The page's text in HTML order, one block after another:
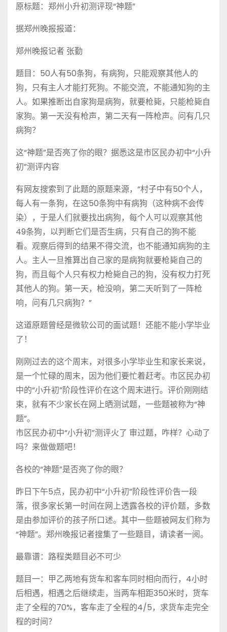
原标题：郑州小升初测评现“神题”
据郑州晚报报道：
郑州晚报记者 张勤
题目：50人有50条狗，有病狗，只能观察其他人的
狗，只有主人才能打死狗。不能交流，不能通知狗的主
人。如果推断出自家狗是病狗，就要枪毙，只能枪毙自
家狗。第一天没有枪声，第二天有一阵枪声。问有几只
病狗？
这“神题”是否亮了你的眼？据悉这是市区民办初中“小升
初”测评内容
有网友搜索到了此题的原题来源，“村子中有50个人，
每人有一条狗，在这50条狗中有病狗（这种病不会传
染），于是人们就要找出病狗，每个人可以观察其他
49条狗，以判断它们是否生病，只有自己的狗不能
看。观察后得到的结果不得交流，也不能通知病狗的主
人。主人一旦推算出自己家的是病狗就要枪毙自己的
狗，而且每个人只有权力枪毙自己的狗，没有权力打死
其他人的狗。第一天，枪没响，第二天听到了一阵枪
响，问有几只病狗？”
这道原题曾经是微软公司的面试题！还能不能小学毕业
了！
刚刚过去的这个周末，对很多小学毕业生和家长来说，
是一个忙碌的周末，因为他们要忙着赶考。市区民办初
中的“小升初”阶段性评价在这个周末进行。评价刚刚结
束，就有不少家长在网上晒测试题，一些题被称为“神
题”。
市区民办初中“小升初”测评火了 审过题，咋样？心动了
吗？来做做题吧！
各校的“神题”是否亮了你的眼？
昨日下午5点，民办初中“小升初”阶段性评价告一段
落，很多家长第一时间在网上透露各校的评价题，多数
是由参加评价的孩子所口述。其中一些题被网友们称为
“神题”。郑州晚报记者搜集了一些题目，请读者一阅。
最靠谱：路程类题目必不可少
题目一：甲乙两地有货车和客车同时相向而行，4小时
后相遇，相遇之后继续走，当两车相距350米时，货车
走了全程的70%，客车走了全程的4/5，求货车走完全
程的时间？